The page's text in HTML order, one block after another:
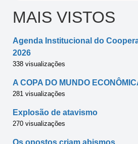
MAIS VISTOS
Agenda Institucional do
2026
338 visualizações
A COPA DO MUNDO
281 visualizações
Explosão de atavismo
270 visualizações
Os opostos criam abismos